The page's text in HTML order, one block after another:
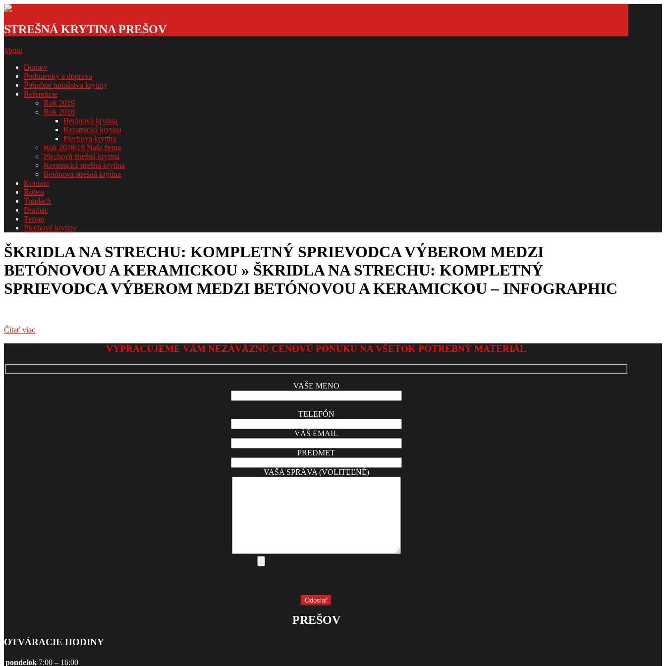
Skip
content
krytina
GSDOM
STREŠNÁ KRYTINA PREŠOV
Primary
Menu
Menu
Domov
Podmienky a doprava
Potrebné množstva krytiny
Referencie
Rok 2019
Rok 2018
Betónová krytina
Keramická krytina
Plechová krytina
Rok 2018/19 Naša firma
Plechová strešná krytina
Keramická strešná krytina
Betónova strešná krytina
Kontakt
Röben
Tondach
Bramac
Terran
Plechové krytiny
ŠKRIDLA NA STRECHU: KOMPLETNÝ SPRIEVODCA VÝBEROM MEDZI
BETÓNOVOU A KERAMICKOU » ŠKRIDLA NA STRECHU: KOMPLETNÝ
SPRIEVODCA VÝBEROM MEDZI BETÓNOVOU A KERAMICKOU – INFOGRAPHIC
Čítať viac
2026-
19
VYPRACUJEME VÁM NEZÁVÄZNÚ CENOVÚ PONUKU NA VŠETOK POTREBNÝ MATERIÁL
VAŠE MENO
TELEFÓN
VÁŠ EMAIL
PREDMET
VAŠA SPRÁVA (VOLITEĽNÉ)
PREŠOV
OTVÁRACIE HODINY
pondelok 7:00 – 16:00